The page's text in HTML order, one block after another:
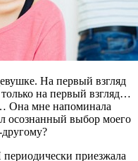
На первый взгляд
на первый взгляд…
Она мне напоминала
осознанный выбор моего
приезжала